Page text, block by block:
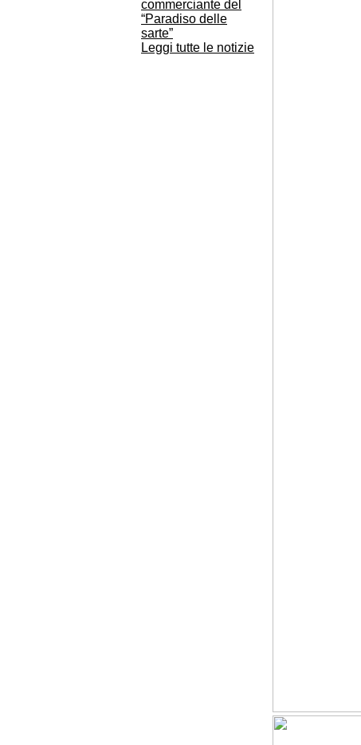
commerciante del
“Paradiso delle
sarte”
Leggi tutte le notizie